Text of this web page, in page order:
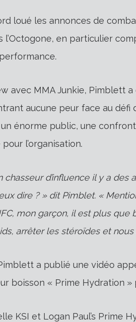
loué les annonces de
l’Octogone, en particulier
avec MMA Junkie, Pimblett
aucune peur face au défi
énorme public, une
l’organisation.
chasseur d’influence il y a
dire ? » dit Pimblet. «
mon garçon, il est plus que
arrêter les stéroïdes et nous
a publié une vidéo
boisson « Prime Hydration »
KSI et Logan Paul’s Prime